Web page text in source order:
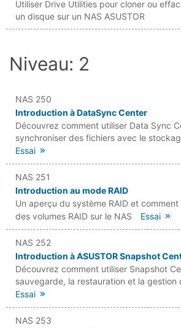
Utiliser Drive Utilities pour cloner ou
un disque sur un NAS ASUSTOR
Niveau: 2
NAS 250
Introduction à DataSync Center
Découvrez comment utiliser Data Sync
synchroniser des fichiers avec le
Essai
NAS 251
Introduction au mode RAID
Un aperçu du système RAID et
des volumes RAID sur le NAS
Essai
NAS 252
Introduction à ASUSTOR Snapshot
Découvrez comment utiliser Snapshot
sauvegarde, la restauration et la gestion
Essai
NAS 253